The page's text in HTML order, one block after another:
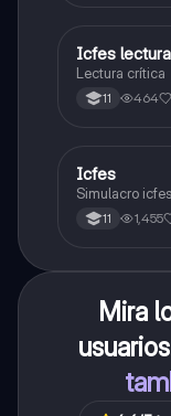
Lengua
Icfes
Lectura crítica
11 464
ICFES:
Icfes
Simulacro icfes
11 1,455
Mira